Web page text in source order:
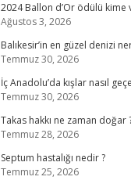
2024 Ballon d’Or ödülü kime
Ağustos 3, 2026
Balıkesir’in en güzel denizi
Temmuz 30, 2026
İç Anadolu’da kışlar nasıl
Temmuz 30, 2026
Takas hakkı ne zaman doğar
Temmuz 28, 2026
Septum hastalığı nedir ?
Temmuz 25, 2026